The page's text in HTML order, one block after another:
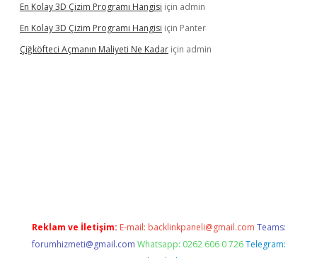
En Kolay 3D Çizim Programı Hangisi için admin
En Kolay 3D Çizim Programı Hangisi için Panter
Çiğköfteci Açmanın Maliyeti Ne Kadar için admin
Reklam ve İletişim: E-mail: backlinkpaneli@gmail.com Teams:
forumhizmeti@gmail.com Whatsapp: 0262 606 0 726 Telegram: